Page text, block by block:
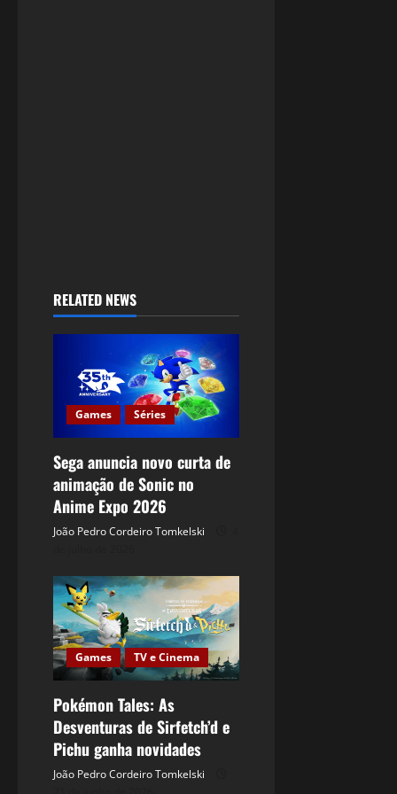
RELATED NEWS
Games Séries
Sega anuncia novo curta de
animação de Sonic no
Anime Expo 2026
João Pedro Cordeiro Tomkelski
Games TV e Cinema
Pokémon Tales: As
Desventuras de Sirfetch’d e
Pichu ganha novidades
João Pedro Cordeiro Tomkelski